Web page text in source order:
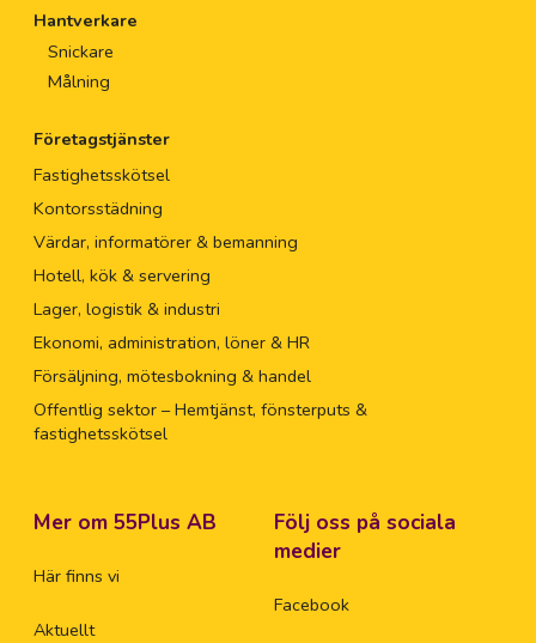
Hantverkare
Snickare
Målning
Företagstjänster
Fastighetsskötsel
Kontorsstädning
Värdar, informatörer & bemanning
Hotell, kök & servering
Lager, logistik & industri
Ekonomi, administration, löner & HR
Försäljning, mötesbokning & handel
Offentlig sektor – Hemtjänst, fönsterputs &
fastighetsskötsel
Mer om 55Plus AB
Här finns vi
Aktuellt
Följ oss på sociala
medier
Facebook